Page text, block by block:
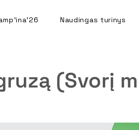
Naudingas turinys
(Svorį